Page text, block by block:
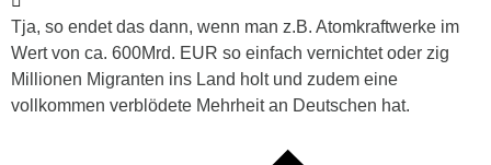
Tja, so endet das dann, wenn man z.B. Atomkraftwerke im
Wert von ca. 600Mrd. EUR so einfach vernichtet oder zig
Millionen Migranten ins Land holt und zudem eine
vollkommen verblödete Mehrheit an Deutschen hat.